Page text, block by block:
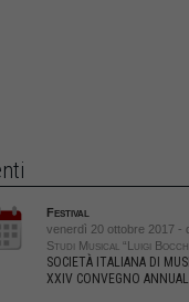
Festival
venerdì 20 ottobre 2017 -
Studi Musical “Luigi
SOCIETÀ ITALIANA DI
XXIV CONVEGNO